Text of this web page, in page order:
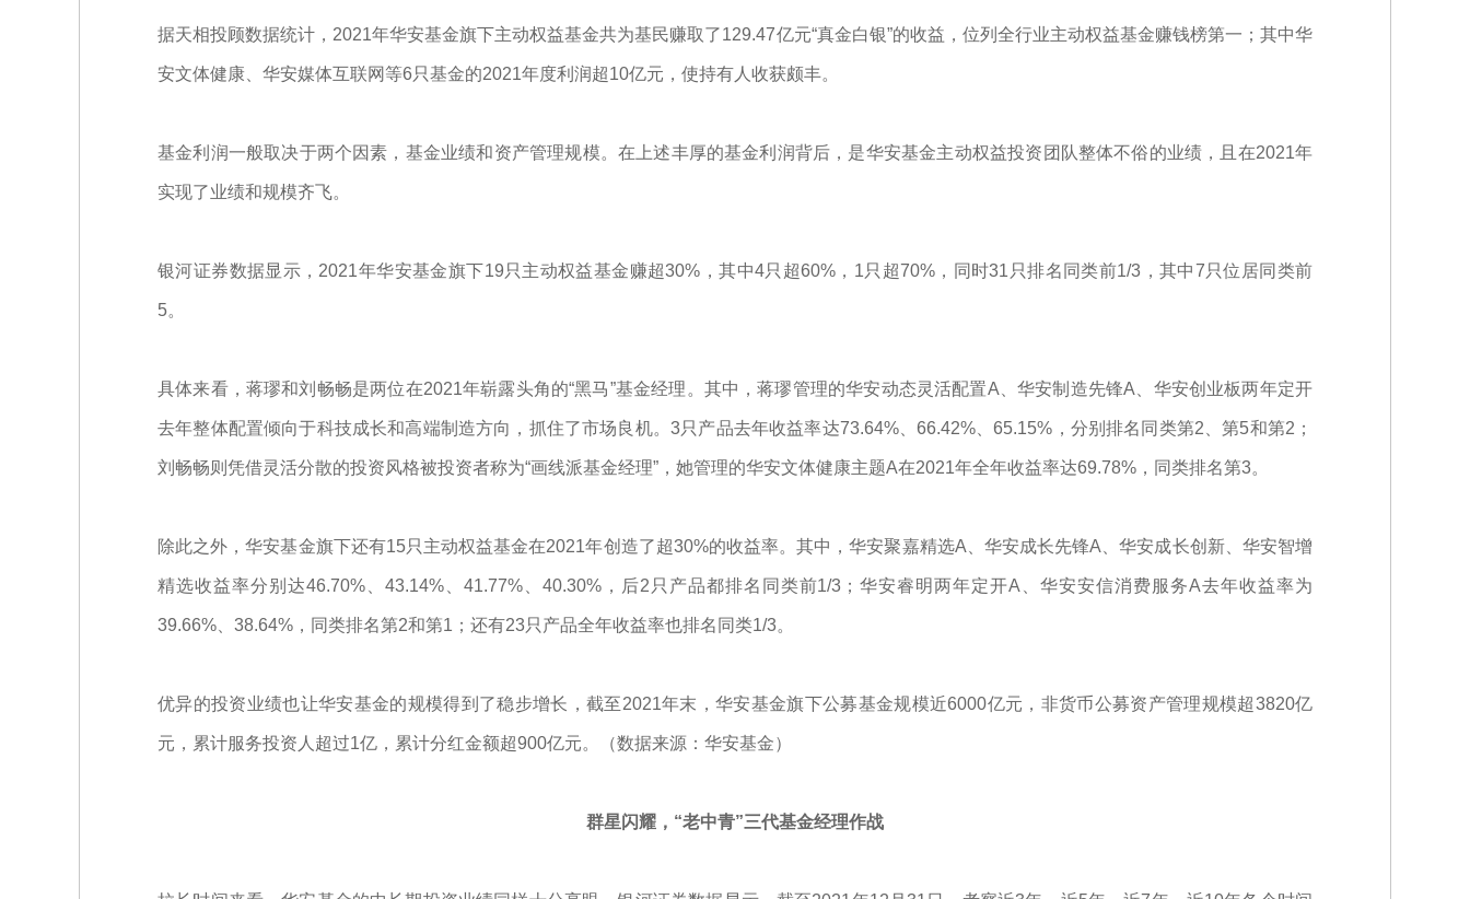
据天相投顾数据统计，2021年华安基金旗下主动权益基金共为基民赚取了129.47亿元“真金白银”的收益，位列全行业主动权益基金赚钱榜第一；其中华
安文体健康、华安媒体互联网等6只基金的2021年度利润超10亿元，使持有人收获颇丰。
基金利润一般取决于两个因素，基金业绩和资产管理规模。在上述丰厚的基金利润背后，是华安基金主动权益投资团队整体不俗的业绩，且在2021年
实现了业绩和规模齐飞。
银河证券数据显示，2021年华安基金旗下19只主动权益基金赚超30%，其中4只超60%，1只超70%，同时31只排名同类前1/3，其中7只位居同类前
5。
具体来看，蒋璆和刘畅畅是两位在2021年崭露头角的“黑马”基金经理。其中，蒋璆管理的华安动态灵活配置A、华安制造先锋A、华安创业板两年定开
去年整体配置倾向于科技成长和高端制造方向，抓住了市场良机。3只产品去年收益率达73.64%、66.42%、65.15%，分别排名同类第2、第5和第2；
刘畅畅则凭借灵活分散的投资风格被投资者称为“画线派基金经理”，她管理的华安文体健康主题A在2021年全年收益率达69.78%，同类排名第3。
除此之外，华安基金旗下还有15只主动权益基金在2021年创造了超30%的收益率。其中，华安聚嘉精选A、华安成长先锋A、华安成长创新、华安智增
精选收益率分别达46.70%、43.14%、41.77%、40.30%，后2只产品都排名同类前1/3；华安睿明两年定开A、华安安信消费服务A去年收益率为
39.66%、38.64%，同类排名第2和第1；还有23只产品全年收益率也排名同类1/3。
优异的投资业绩也让华安基金的规模得到了稳步增长，截至2021年末，华安基金旗下公募基金规模近6000亿元，非货币公募资产管理规模超3820亿
元，累计服务投资人超过1亿，累计分红金额超900亿元。（数据来源：华安基金）
群星闪耀，“老中青”三代基金经理作战